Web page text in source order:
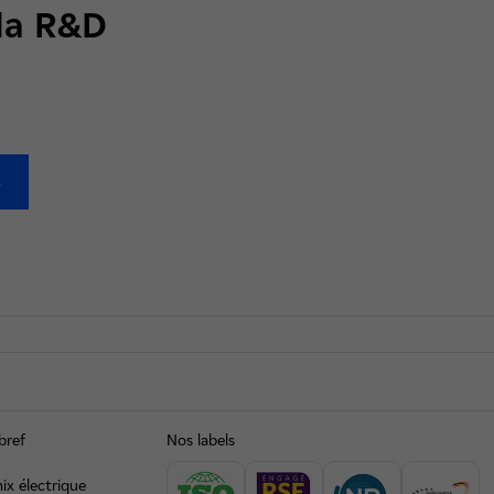
R&D
électrique
Nos labels